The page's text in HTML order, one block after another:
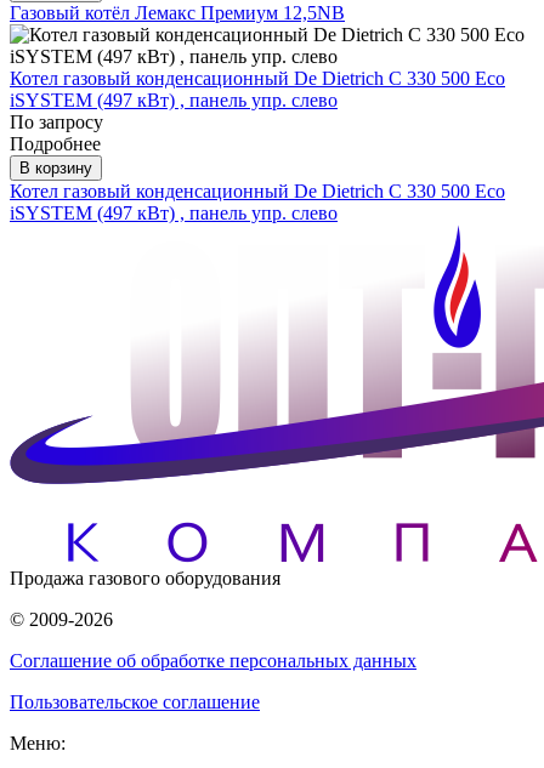
Газовый котёл Лемакс Премиум 12,5NВ
Котел газовый конденсационный De Dietrich C 330 500 Eco
iSYSTEM (497 кВт) , панель упр. слево
По запросу
Подробнее
В корзину
Котел газовый конденсационный De Dietrich C 330 500 Eco
iSYSTEM (497 кВт) , панель упр. слево
Продажа газового оборудования
© 2009-2026
Соглашение об обработке персональных данных
Пользовательское соглашение
Меню: